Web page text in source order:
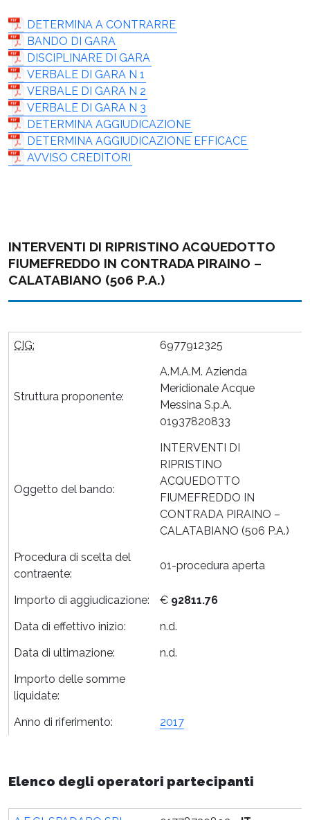
DETERMINA A CONTRARRE
BANDO DI GARA
DISCIPLINARE DI GARA
VERBALE DI GARA N 1
VERBALE DI GARA N 2
VERBALE DI GARA N 3
DETERMINA AGGIUDICAZIONE
DETERMINA AGGIUDICAZIONE EFFICACE
AVVISO CREDITORI
INTERVENTI DI RIPRISTINO ACQUEDOTTO
FIUMEFREDDO IN CONTRADA PIRAINO –
CALATABIANO (506 P.A.)
CIG: 6977912325
Struttura proponente:
A.M.A.M. Azienda
Meridionale Acque
Messina S.p.A.
01937820833
Oggetto del bando:
INTERVENTI DI
RIPRISTINO
ACQUEDOTTO
FIUMEFREDDO IN
CONTRADA PIRAINO –
CALATABIANO (506 P.A.)
Procedura di scelta del
contraente:
01-procedura aperta
Importo di aggiudicazione: € 92811.76
Data di effettivo inizio:
n.d.
Data di ultimazione:
n.d.
Importo delle somme
liquidate:
Anno di riferimento:
2017
Elenco degli operatori partecipanti